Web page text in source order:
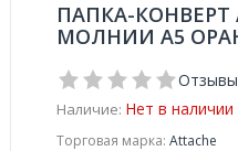
ПАПКА-КОНВЕРТ
МОЛНИИ А5
Наличие: Нет в наличии
Торговая марка: Attache